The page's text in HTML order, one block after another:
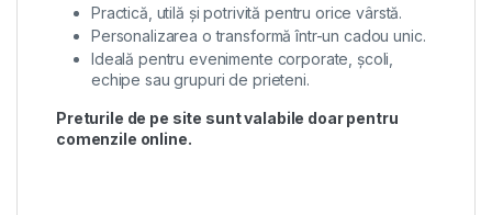
Practică, utilă și potrivită pentru orice vârstă.
Personalizarea o transformă într-un cadou unic.
Ideală pentru evenimente corporate, școli,
echipe sau grupuri de prieteni.
Preturile de pe site sunt valabile doar pentru
comenzile online.